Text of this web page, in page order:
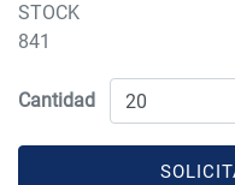
STOCK
841
Cantidad